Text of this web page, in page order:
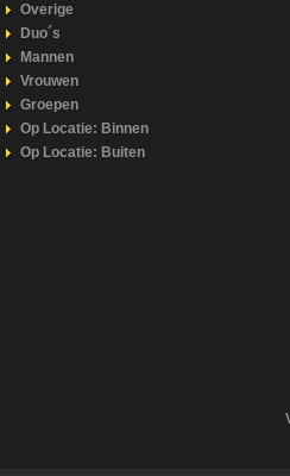
Overige
Duo´s
Mannen
Vrouwen
Groepen
Op Locatie: Binnen
Op Locatie: Buiten